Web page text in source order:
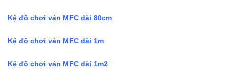
Kệ đồ chơi ván MFC dài 80cm
Kệ đồ chơi ván MFC dài 1m
Kệ đồ chơi ván MFC dài 1m2